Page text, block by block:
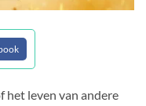
het leven van andere